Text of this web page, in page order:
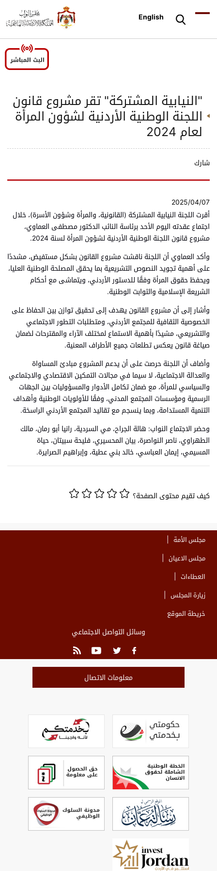
English
"النيابية المشتركة" تقر مشروع قانون
اللجنة الوطنية الأردنية لشؤون المرأة
لعام 2024
شارك
2025/04/07
أقرت اللجنة النيابية المشتركة (القانونية، والمرأة وشؤون الأسرة)، خلال
اجتماع عقدته اليوم الأحد برئاسة النائب الدكتور مصطفى العماوي،
مشروع قانون اللجنة الوطنية الأردنية لشؤون المرأة لسنة 2024.
وأكد العماوي أن اللجنة ناقشت مشروع القانون بشكل مستفيض، مشددًا
على أهمية تجويد النصوص التشريعية بما يحقق المصلحة الوطنية العليا،
ويحفظ حقوق المرأة وفقًا للدستور الأردني، ويتماشى مع أحكام
الشريعة الإسلامية والثوابت الوطنية.
وأشار إلى أن مشروع القانون يهدف إلى تحقيق توازن بين الحفاظ على
الخصوصية الثقافية للمجتمع الأردني، ومتطلبات التطور الاجتماعي
والتشريعي، مشيدًا بأهمية الاستماع لمختلف الآراء والمقترحات لضمان
صياغة قانون يعكس تطلعات جميع الأطراف المعنية.
وأضاف أن اللجنة حرصت على أن يدعم المشروع مبادئ المساواة
والعدالة الاجتماعية، لا سيما في مجالات التمكين الاقتصادي والاجتماعي
والسياسي للمرأة، مع ضمان تكامل الأدوار والمسؤوليات بين الجهات
الرسمية ومؤسسات المجتمع المدني، وفقًا للأولويات الوطنية وأهداف
التنمية المستدامة، وبما ينسجم مع تقاليد المجتمع الأردني الراسخة.
وحضر الاجتماع النواب: هالة الجراح، مي السردية، رانيا أبو رمان، مالك
الطهراوي، ناصر النواصرة، بيان المحسيري، فليحة سبيتان، حياة
المسيمي، إيمان العباسي، خالد بني عطية، وإبراهيم الصرايرة.
كيف تقيم محتوى الصفحة؟
مجلس الأمة
مجلس الاعيان
العطاءات
زيارة المجلس
خريطة الموقع
وسائل التواصل الاجتماعي
معلومات الاتصال